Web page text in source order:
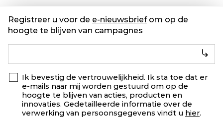
Registreer u voor de e-nieuwsbriefom op de
hoogte te blijven van campagnes
Ik bevestig de vertrouwelijkheid. Ik sta toe dat er
e-mails naar mij worden gestuurd om op de
hoogte te blijven van acties, producten en
innovaties. Gedetailleerde informatie over de
verwerking van persoonsgegevens vindt u hier.